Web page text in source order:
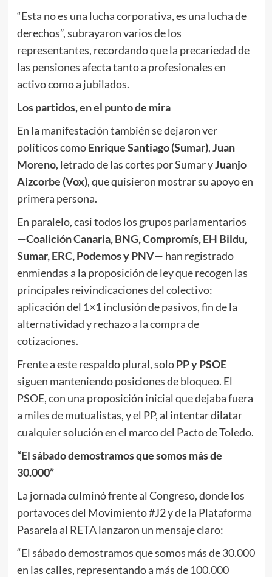
“Esta no es una lucha corporativa, es una lucha de
derechos”, subrayaron varios de los
representantes, recordando que la precariedad de
las pensiones afecta tanto a profesionales en
activo como a jubilados.
Los partidos, en el punto de mira
En la manifestación también se dejaron ver
políticos comoEnrique Santiago (Sumar),Juan
Moreno, letrado de las cortes por Sumar yJuanjo
Aizcorbe (Vox), que quisieron mostrar su apoyo en
primera persona.
En paralelo, casi todos los grupos parlamentarios
—Coalición Canaria, BNG, Compromís, EH Bildu,
Sumar, ERC, Podemos y PNV— han registrado
enmiendas a la proposición de ley que recogen las
principales reivindicaciones del colectivo:
aplicación del 1×1 inclusión de pasivos, fin de la
alternatividad y rechazo a la compra de
cotizaciones.
Frente a este respaldo plural, soloPP y PSOE
siguen manteniendo posiciones de bloqueo. El
PSOE, con una proposición inicial que dejaba fuera
a miles de mutualistas, y el PP, al intentar dilatar
cualquier solución en el marco del Pacto de Toledo.
“El sábado demostramos que somos más de
30.000”
La jornada culminó frente al Congreso, donde los
portavoces del Movimiento #J2 y de la Plataforma
Pasarela al RETA lanzaron un mensaje claro:
“El sábado demostramos que somos más de 30.000
en las calles, representando a más de 100.000